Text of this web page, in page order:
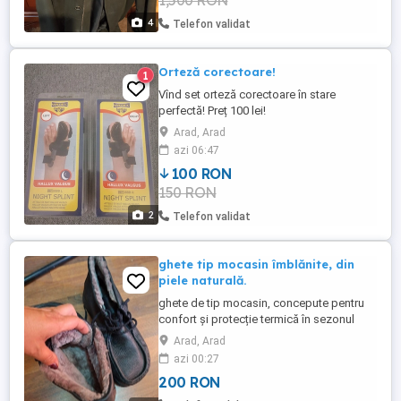
4
Courier.
Telefon validat
2
1 Orteză corectoare!
Vînd set orteză corectoare în stare
perfectă! Preț 100 lei!
Arad, Arad
azi 06:47
100 RON
150 RON
Telefon validat
ghete tip mocasin îmblănite, din
piele naturală.
ghete de tip mocasin, concepute pentru
confort și protecție termică în sezonul
rece.Arad, Arad
azi 00:27
200 RON